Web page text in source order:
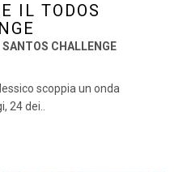
IL TODOS
CHALLENGE
scoppia un onda
24 dei..